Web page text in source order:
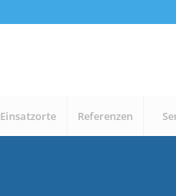
Einsatzorte Referenzen